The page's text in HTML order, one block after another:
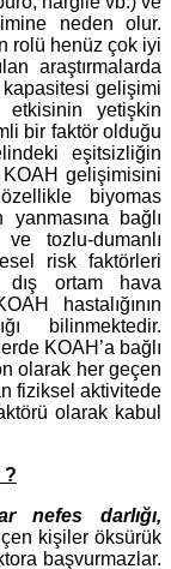
neden olur.
rolü henüz çok iyi
araştırmalarda
gelişimi
yetişkin
bir faktör olduğu
eşitsizliğin
KOAH gelişimisini
biyomas
bağlı
tozlu-dumanlı
risk faktörleri
dış ortam hava
hastalığının
bilinmektedir.
KOAH’a bağlı
olarak her geçen
fiziksel aktivitede
olarak kabul
?
nefes darlığı,
kişiler öksürük
başvurmazlar.